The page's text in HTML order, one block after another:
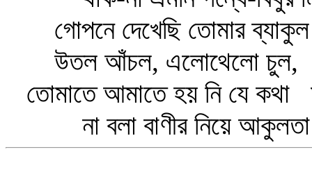
গোপনে দেখেছি তোমার ব্যাকুল
উতল আঁচল, এলোথেলো চুল,
তোমাতে আমাতে হয় নি যে কথা
না বলা বাণীর নিয়ে আকুলতা